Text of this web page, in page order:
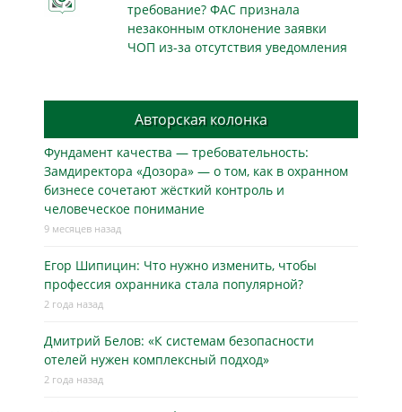
требование? ФАС признала
незаконным отклонение заявки
ЧОП из-за отсутствия уведомления
Авторская колонка
Фундамент качества — требовательность:
Замдиректора «Дозора» — о том, как в охранном
бизнесe сочетают жёсткий контроль и
человеческое понимание
9 месяцев назад
Егор Шипицин: Что нужно изменить, чтобы
профессия охранника стала популярной?
2 года назад
Дмитрий Белов: «К системам безопасности
отелей нужен комплексный подход»
2 года назад